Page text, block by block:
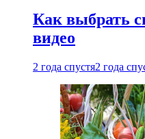
Как выбрать
видео
2 года спустя2 года